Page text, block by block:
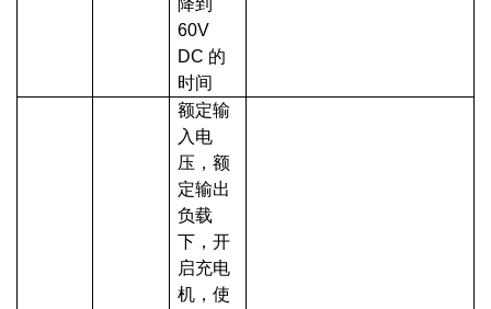
60V
DC 的
时间
额定输
入电
压，额
定输出
负载
下，开
启充电
机，使